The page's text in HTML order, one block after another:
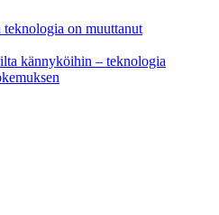
on muuttanut
kännyköihin – teknologia